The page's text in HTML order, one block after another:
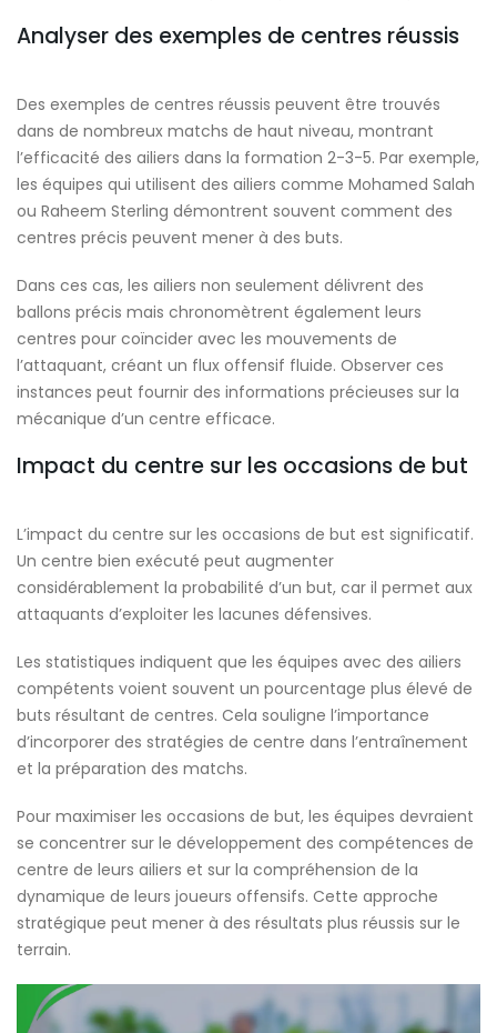
Analyser des exemples de centres réussis
Des exemples de centres réussis peuvent être trouvés
dans de nombreux matchs de haut niveau, montrant
l’efficacité des ailiers dans la formation 2-3-5. Par exemple,
les équipes qui utilisent des ailiers comme Mohamed Salah
ou Raheem Sterling démontrent souvent comment des
centres précis peuvent mener à des buts.
Dans ces cas, les ailiers non seulement délivrent des
ballons précis mais chronomètrent également leurs
centres pour coïncider avec les mouvements de
l’attaquant, créant un flux offensif fluide. Observer ces
instances peut fournir des informations précieuses sur la
mécanique d’un centre efficace.
Impact du centre sur les occasions de but
L’impact du centre sur les occasions de but est significatif.
Un centre bien exécuté peut augmenter
considérablement la probabilité d’un but, car il permet aux
attaquants d’exploiter les lacunes défensives.
Les statistiques indiquent que les équipes avec des ailiers
compétents voient souvent un pourcentage plus élevé de
buts résultant de centres. Cela souligne l’importance
d’incorporer des stratégies de centre dans l’entraînement
et la préparation des matchs.
Pour maximiser les occasions de but, les équipes devraient
se concentrer sur le développement des compétences de
centre de leurs ailiers et sur la compréhension de la
dynamique de leurs joueurs offensifs. Cette approche
stratégique peut mener à des résultats plus réussis sur le
terrain.